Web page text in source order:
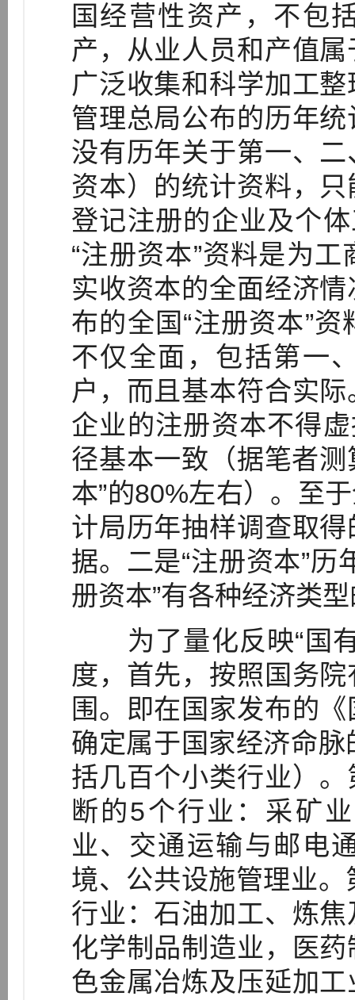
国经营性资产，不包
产，从业人员和产值
广泛收集和科学加工
管理总局公布的历年
没有历年关于第一、
资本）的统计资料，
登记注册的企业及个
“注册资本”资料是为
实收资本的全面经济
布的全国“注册资本”
不仅全面，包括第一
户，而且基本符合实
企业的注册资本不得
径基本一致（据笔者测
本”的80%左右）。至
计局历年抽样调查取
据。二是“注册资本”历
册资本”有各种经济类
为了量化反映“国有
度，首先，按照国务
围。即在国家发布的
确定属于国家经济命
括几百个小类行业）
断的5个行业：采矿
业、交通运输与邮电
境、公共设施管理业
行业：石油加工、炼
化学制品制造业，医
色金属冶炼及压延加